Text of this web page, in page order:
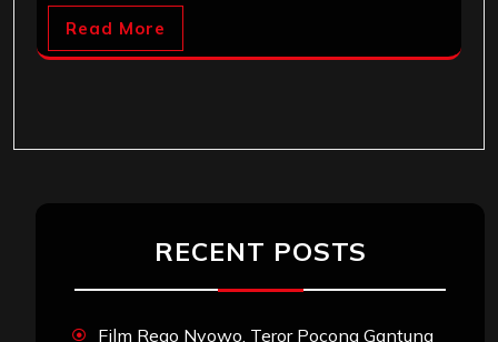
Read More
RECENT POSTS
Film Rego Nyowo, Teror Pocong Gantung